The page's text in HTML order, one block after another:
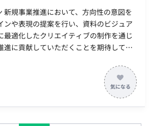
新規事業推進において、方向性の意図を
ンや表現の提案を行い、資料のビジュア
最適化したクリエイティブの制作を通じ
進に貢献していただくことを期待してい
趣旨や現場の意見を汲み取り、適切なデ
提案を行います。 【資料・ビジ
選定】 資料のレイアウト・ビジュアル作
定・加工を行います。 【メディア